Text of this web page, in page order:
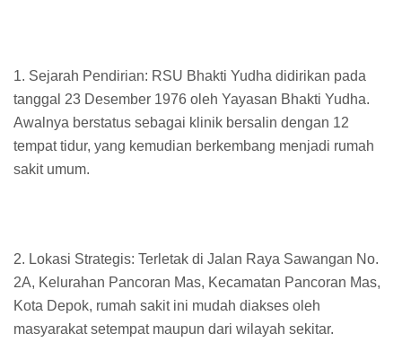
1. Sejarah Pendirian: RSU Bhakti Yudha didirikan pada
tanggal 23 Desember 1976 oleh Yayasan Bhakti Yudha.
Awalnya berstatus sebagai klinik bersalin dengan 12
tempat tidur, yang kemudian berkembang menjadi rumah
sakit umum.
2. Lokasi Strategis: Terletak di Jalan Raya Sawangan No.
2A, Kelurahan Pancoran Mas, Kecamatan Pancoran Mas,
Kota Depok, rumah sakit ini mudah diakses oleh
masyarakat setempat maupun dari wilayah sekitar.